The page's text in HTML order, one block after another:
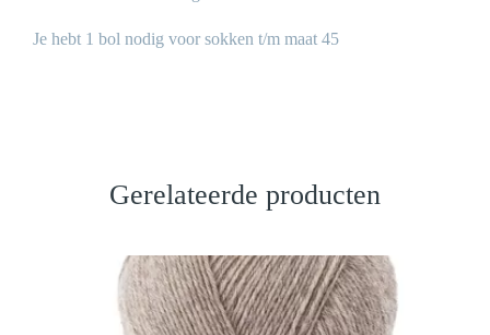
Je hebt 1 bol nodig voor sokken t/m maat 45
Gerelateerde producten